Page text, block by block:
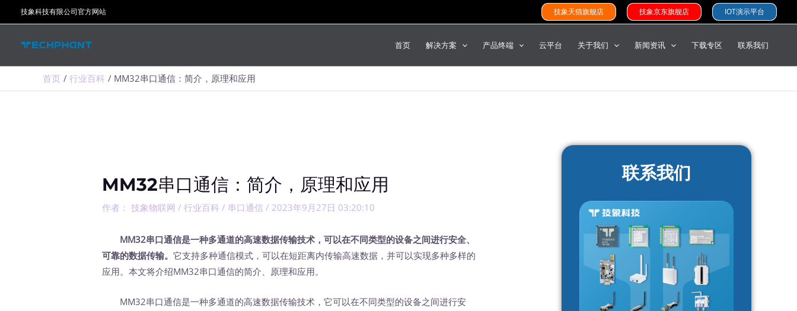
至
技象科技有限公司官方网站 技象天猫旗舰店 技象京东旗舰店 IOT演示平台
首页 解决方案 产品终端 云平台 关于我们 新闻资讯 下载专区 联系我们
首页 行业百科 MM32串口通信：简介，原理和应用
MM32串口通信：简介，原理和应用
作者： 技象物联网/行业百科 / 串口通信 / 2023年9月27日 03:20:10
MM32串口通信是一种多通道的高速数据传输技术，可以在不同类型的设备之间进行安全、
可靠的数据传输。它支持多种通信模式，可以在短距离内传输高速数据，并可以实现多种多样的
应用。本文将介绍MM32串口通信的简介、原理和应用。
MM32串口通信是一种多通道的高速数据传输技术，它可以在不同类型的设备之间进行安
联系我们